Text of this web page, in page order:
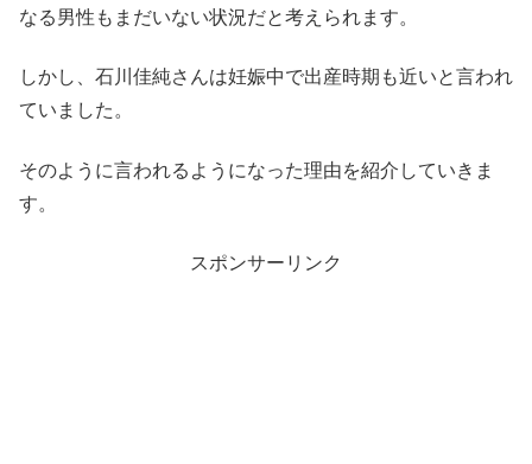
なる男性もまだいない状況だと考えられます。
しかし、石川佳純さんは妊娠中で出産時期も近いと言われ
ていました。
そのように言われるようになった理由を紹介していきま
す。
スポンサーリンク